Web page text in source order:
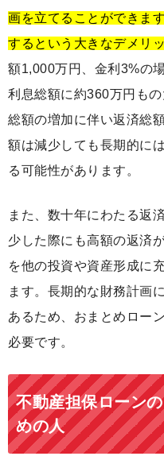
画を立てることができま
するという大きなデメリ
額1,000万円、金利3%の
利息総額に約360万円も
総額の増加に伴い返済総
額は減少しても長期的に
る可能性があります。
また、数十年にわたる返
少した際にも高額の返済
を他の投資や資産形成に
ます。長期的な財務計画
あるため、おまとめロー
必要です。
不動産担保ローン
めの人